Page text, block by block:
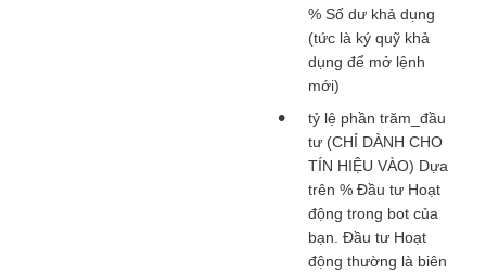
% Số dư khả dụng
(tức là ký quỹ khả
dụng để mở lệnh
mới)
tỷ lệ phần trăm_đầu
tư (CHỈ DÀNH CHO
TÍN HIỆU VÀO) Dựa
trên % Đầu tư Hoạt
động trong bot của
bạn. Đầu tư Hoạt
động thường là biên